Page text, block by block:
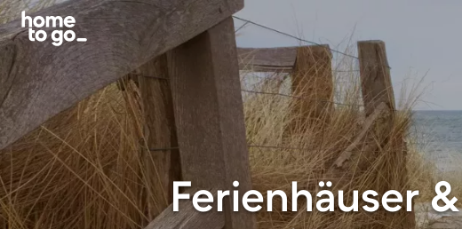
Ferienhäuser